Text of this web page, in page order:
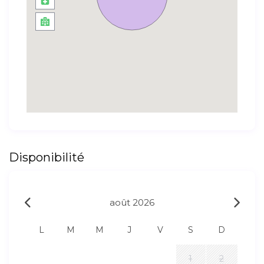
Disponibilité
août 2026
L M M J V S D
1 2